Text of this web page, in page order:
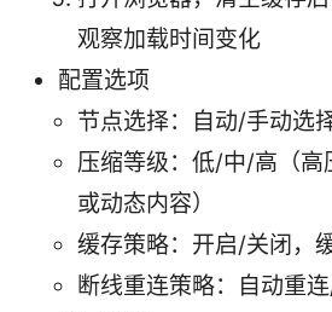
观察加载时间变化
配置选项
节点选择：自动/手动选
压缩等级：低/中/高（高
或动态内容）
缓存策略：开启/关闭，
断线重连策略：自动重